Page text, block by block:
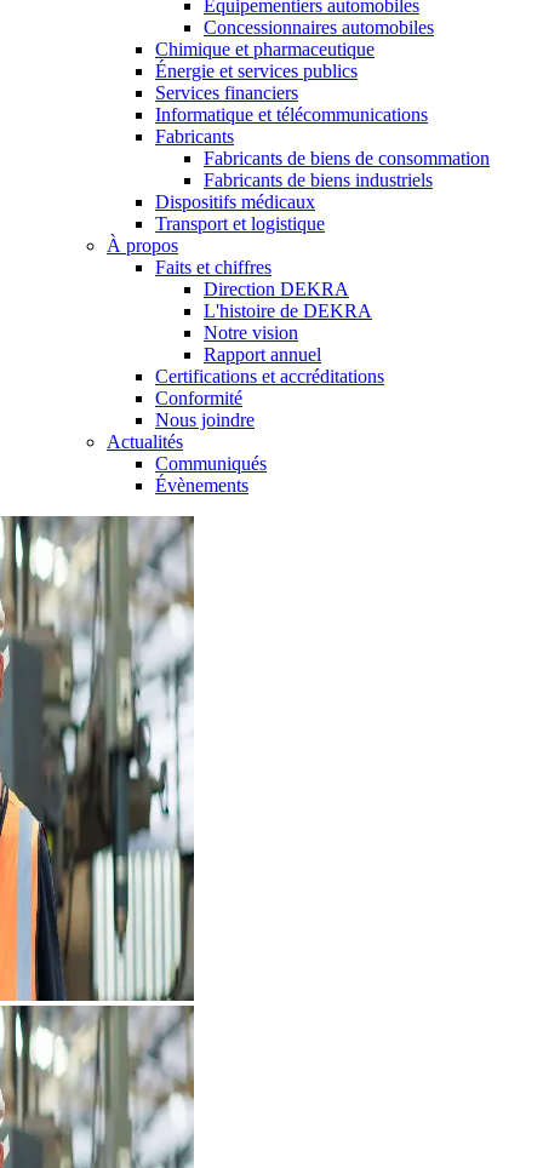
Équipementiers automobiles
Concessionnaires automobiles
Chimique et pharmaceutique
Énergie et services publics
Services financiers
Informatique et télécommunications
Fabricants
Fabricants de biens de consommation
Fabricants de biens industriels
Dispositifs médicaux
Transport et logistique
À propos
Faits et chiffres
Direction DEKRA
L'histoire de DEKRA
Notre vision
Rapport annuel
Certifications et accréditations
Conformité
Nous joindre
Actualités
Communiqués
Évènements